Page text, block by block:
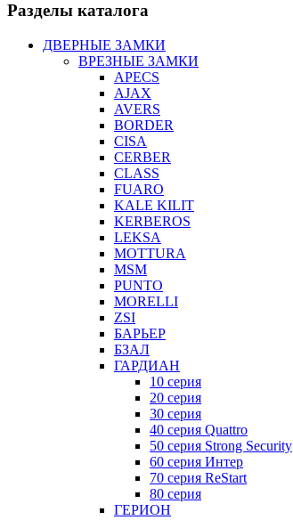
Разделы каталога
ДВЕРНЫЕ ЗАМКИ
ВРЕЗНЫЕ ЗАМКИ
APECS
AJAX
AVERS
BORDER
CISA
CERBER
CLASS
FUARO
KALE KILIT
KERBEROS
LEKSA
MOTTURA
MSM
PUNTO
MORELLI
ZSI
БАРЬЕР
БЗАЛ
ГАРДИАН
10 серия
20 серия
30 серия
40 серия Quattro
50 серия Strong Security
60 серия Интер
70 серия ReStart
80 серия
ГЕРИОН